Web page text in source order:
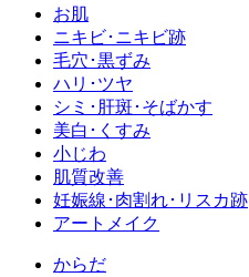
お肌
ニキビ･ニキビ跡
毛穴･黒ずみ
ハリ･ツヤ
シミ･肝斑･そばかす
美白･くすみ
小じわ
肌質改善
妊娠線･肉割れ･リスカ跡
アートメイク
からだ